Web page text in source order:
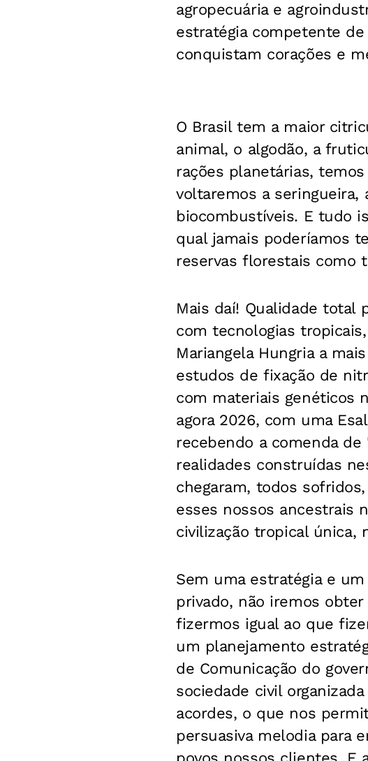
agropecuária e
estratégia competente
conquistam corações e
O Brasil tem a maior
animal, o algodão, a
rações planetárias,
voltaremos a seringueira,
biocombustíveis. E tudo
qual jamais poderíamos
reservas florestais como
Mais daí! Qualidade total
com tecnologias
Mariangela Hungria a
estudos de fixação de
com materiais genéticos
agora 2026, com uma
recebendo a comenda
realidades construídas
chegaram, todos
esses nossos ancestrais
civilização tropical única,
Sem uma estratégia e
privado, não iremos
fizermos igual ao que
um planejamento
de Comunicação do
sociedade civil
acordes, o que nos
persuasiva melodia para